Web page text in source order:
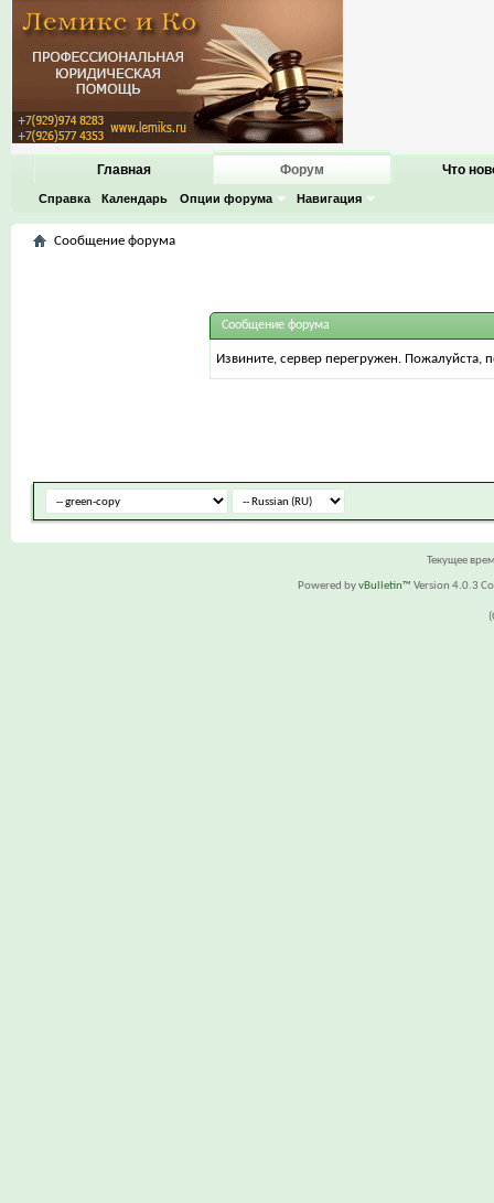
Главная Форум
Справка Календарь Опции форума Навигация
Что
Сообщение форума
Сообщение форума
Извините, сервер перегружен. Пожалуйста,
Текущее
Powered byvBulletin™ Version 4.0.3